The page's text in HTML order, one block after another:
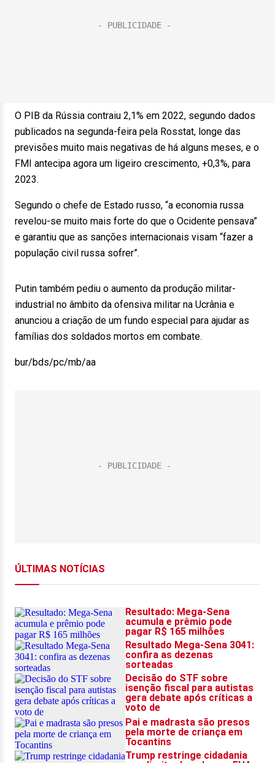
O PIB da Rússia contraiu 2,1% em 2022, segundo dados
publicados na segunda-feira pela Rosstat, longe das
previsões muito mais negativas de há alguns meses, e o
FMI antecipa agora um ligeiro crescimento, +0,3%, para
2023.
Segundo o chefe de Estado russo, “a economia russa
revelou-se muito mais forte do que o Ocidente pensava”
e garantiu que as sanções internacionais visam “fazer a
população civil russa sofrer”.
Putin também pediu o aumento da produção militar-
industrial no âmbito da ofensiva militar na Ucrânia e
anunciou a criação de um fundo especial para ajudar as
famílias dos soldados mortos em combate.
bur/bds/pc/mb/aa